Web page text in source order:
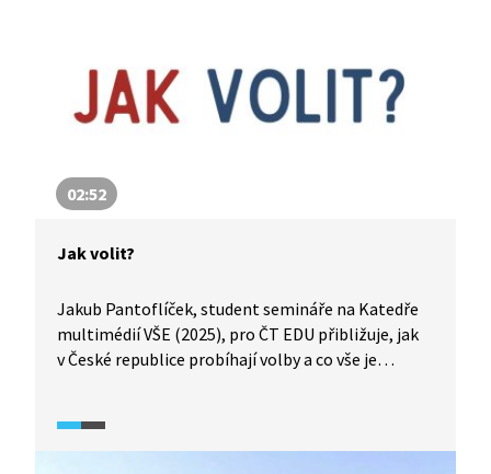
02:52
Jak volit?
Jakub Pantoflíček, student semináře na Katedře
multimédií VŠE (2025), pro ČT EDU přibližuje, jak
v České republice probíhají volby a co vše je
to funguje ve volební místnosti a co dělat, pokud